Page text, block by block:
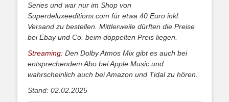
Series und war nur im Shop von
Superdeluxeeditions.com für etwa 40 Euro inkl.
Versand zu bestellen. Mittlerweile dürften die Preise
bei Ebay und Co. beim doppelten Preis liegen.
Streaming: Den Dolby Atmos Mix gibt es auch bei
entsprechendem Abo bei Apple Music und
wahrscheinlich auch bei Amazon und Tidal zu hören.
Stand: 02.02.2025